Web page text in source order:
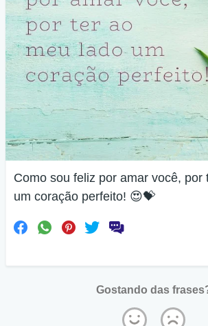
Como sou feliz por amar você, por
um coração perfeito! 😍💝
Gostando das